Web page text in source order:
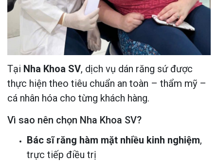
Tại Nha Khoa SV, dịch vụ dán răng sứ được
thực hiện theo tiêu chuẩn an toàn – thẩm mỹ –
cá nhân hóa cho từng khách hàng.
Vì sao nên chọn Nha Khoa SV?
Bác sĩ răng hàm mặt nhiều kinh nghiệm,
trực tiếp điều trị